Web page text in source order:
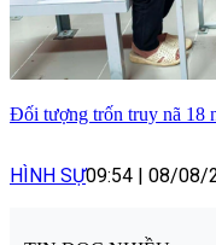
Đối tượng trốn truy nã 18
HÌNH SỰ09:54 08/08/